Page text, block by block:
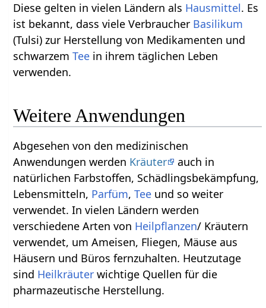
Diese gelten in vielen Ländern als Hausmittel. Es
ist bekannt, dass viele Verbraucher Basilikum
(Tulsi) zur Herstellung von Medikamenten und
schwarzemTee in ihrem täglichen Leben
verwenden.
Weitere Anwendungen
Abgesehen von den medizinischen
Anwendungen werden Kräuter
auch in
natürlichen Farbstoffen, Schädlingsbekämpfung,
Lebensmitteln, Parfüm,Tee und so weiter
verwendet. In vielen Ländern werden
verschiedene Arten von Heilpflanzen/ Kräutern
verwendet, um Ameisen, Fliegen, Mäuse aus
Häusern und Büros fernzuhalten. Heutzutage
sind Heilkräuter wichtige Quellen für die
pharmazeutische Herstellung.